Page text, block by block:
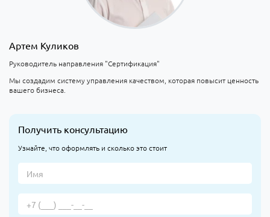
Артем Куликов
Руководитель направления "Сертификация"
Мы создадим систему управления качеством, которая повысит ценность
вашего бизнеса.
Получить консультацию
Узнайте, что оформлять и сколько это стоит